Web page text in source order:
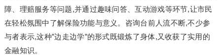
障、理赔服务等问题,并通过趣味问答、互动游戏等环节,让市民
在轻松氛围中了解保险功能与意义。咨询台前人流不断,不少参
与者表示,这种”边走边学”的形式既锻炼了身体,又收获了实用的
金融知识。